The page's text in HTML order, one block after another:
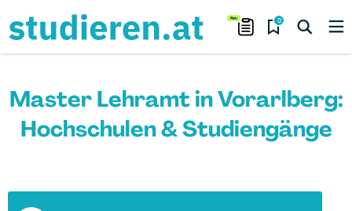
0
Master Lehramt in Vorarlberg:
Hochschulen & Studiengänge